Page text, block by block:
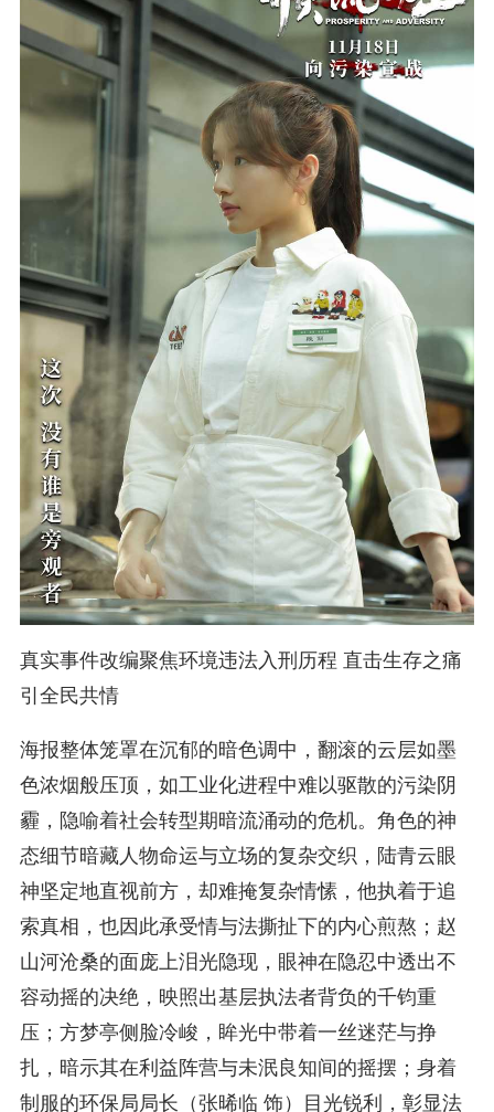
真实事件改编聚焦环境违法入刑历程 直击生存之痛
引全民共情
海报整体笼罩在沉郁的暗色调中，翻滚的云层如墨
色浓烟般压顶，如工业化进程中难以驱散的污染阴
霾，隐喻着社会转型期暗流涌动的危机。角色的神
态细节暗藏人物命运与立场的复杂交织，陆青云眼
神坚定地直视前方，却难掩复杂情愫，他执着于追
索真相，也因此承受情与法撕扯下的内心煎熬；赵
山河沧桑的面庞上泪光隐现，眼神在隐忍中透出不
容动摇的决绝，映照出基层执法者背负的千钧重
压；方梦亭侧脸冷峻，眸光中带着一丝迷茫与挣
扎，暗示其在利益阵营与未泯良知间的摇摆；身着
制服的环保局局长（张晞临 饰）目光锐利，彰显法